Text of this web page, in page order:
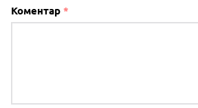
Коментар *